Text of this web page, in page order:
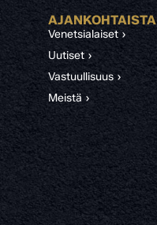
AJANKOHTAISTA
Venetsialaiset ›
Uutiset ›
Vastuullisuus ›
Meistä ›